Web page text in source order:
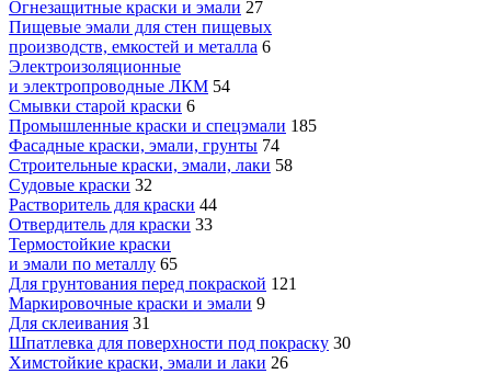
Огнезащитные краски и эмали 27
Пищевые эмали для стен пищевых
производств, емкостей и металла 6
Электроизоляционные
и электропроводные ЛКМ 54
Смывки старой краски 6
Промышленные краски и спецэмали 185
Фасадные краски, эмали, грунты 74
Строительные краски, эмали, лаки 58
Судовые краски 32
Растворитель для краски 44
Отвердитель для краски 33
Термостойкие краски
и эмали по металлу 65
Для грунтования перед покраской 121
Маркировочные краски и эмали 9
Для склеивания 31
Шпатлевка для поверхности под покраску 30
Химстойкие краски, эмали и лаки 26